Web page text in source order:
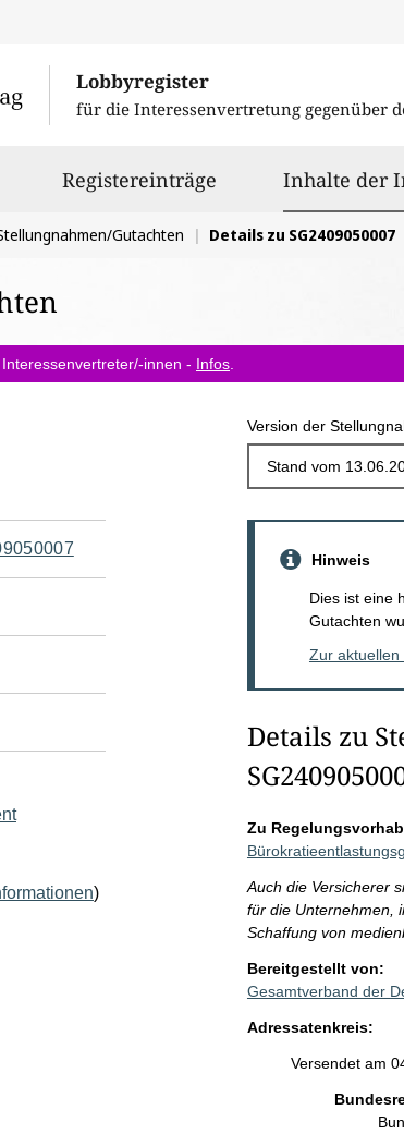
Lobbyregister
für die Interessenvertretung gegenüber
Registereinträge Inhalte der
Gutachten Details zu SG2409050007
innen - Infos
Version der
)
Hinweis
Dies ist eine
Gutachten
Zur aktuellen
Details zu
Zu
Auch die Versicherer
für die Unternehmen,
Schaffung von
Bereitgestellt von:
Gesamtverband der
Adressatenkreis:
Versendet am